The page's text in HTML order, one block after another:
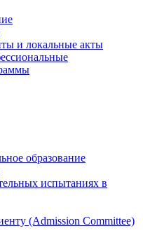
и локальные акты
образование
испытаниях в
(Admission Committee)